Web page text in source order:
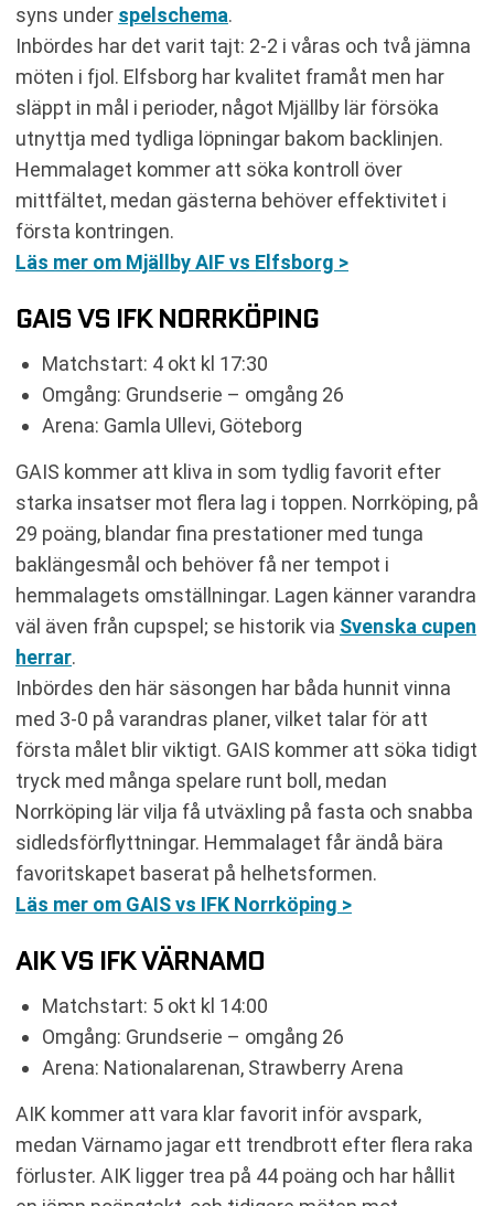
syns under spelschema.
Inbördes har det varit tajt: 2-2 i våras och två jämna
möten i fjol. Elfsborg har kvalitet framåt men har
släppt in mål i perioder, något Mjällby lär försöka
utnyttja med tydliga löpningar bakom backlinjen.
Hemmalaget kommer att söka kontroll över
mittfältet, medan gästerna behöver effektivitet i
första kontringen.
Läs mer om Mjällby AIF vs Elfsborg >
GAIS VS IFK NORRKÖPING
Matchstart: 4 okt kl 17:30
Omgång: Grundserie – omgång 26
Arena: Gamla Ullevi, Göteborg
GAIS kommer att kliva in som tydlig favorit efter
starka insatser mot flera lag i toppen. Norrköping, på
29 poäng, blandar fina prestationer med tunga
baklängesmål och behöver få ner tempot i
hemmalagets omställningar. Lagen känner varandra
väl även från cupspel; se historik via Svenska cupen
herrar.
Inbördes den här säsongen har båda hunnit vinna
med 3-0 på varandras planer, vilket talar för att
första målet blir viktigt. GAIS kommer att söka tidigt
tryck med många spelare runt boll, medan
Norrköping lär vilja få utväxling på fasta och snabba
sidledsförflyttningar. Hemmalaget får ändå bära
favoritskapet baserat på helhetsformen.
Läs mer om GAIS vs IFK Norrköping >
AIK VS IFK VÄRNAMO
Matchstart: 5 okt kl 14:00
Omgång: Grundserie – omgång 26
Arena: Nationalarenan, Strawberry Arena
AIK kommer att vara klar favorit inför avspark,
medan Värnamo jagar ett trendbrott efter flera raka
förluster. AIK ligger trea på 44 poäng och har hållit